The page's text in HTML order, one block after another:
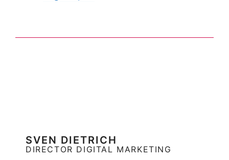
SVEN DIETRICH
DIRECTOR DIGITAL MARKETING